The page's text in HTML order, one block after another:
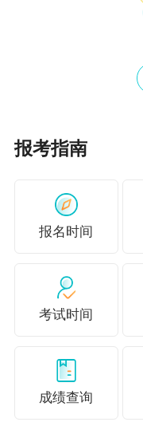
本通知所述学
政部门认可的学历
本通知所述
工作年限；参加中
本通知所述会
办法》中明确的具
规定，完成继续教
师全程伴学，为你
辅导书，一年轻松
报考指南
报名时间
考试时间
成绩查询